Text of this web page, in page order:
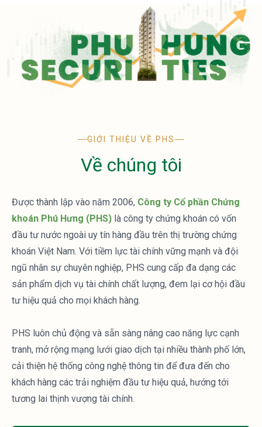
GIỚI THIỆU VỀ PHS
Về chúng tôi
Được thành lập vào năm 2006, Công ty Cổ phần Chứng
khoán Phú Hưng (PHS) là công ty chứng khoán có vốn
đầu tư nước ngoài uy tín hàng đầu trên thị trường chứng
khoán Việt Nam. Với tiềm lực tài chính vững mạnh và đội
ngũ nhân sự chuyên nghiệp, PHS cung cấp đa dạng các
sản phẩm dịch vụ tài chính chất lượng, đem lại cơ hội đầu
tư hiệu quả cho mọi khách hàng.
PHS luôn chủ động và sẵn sàng nâng cao năng lực cạnh
tranh, mở rộng mạng lưới giao dịch tại nhiều thành phố lớn,
cải thiện hệ thống công nghệ thông tin để đưa đến cho
khách hàng các trải nghiệm đầu tư hiệu quả, hướng tới
tương lai thịnh vượng tài chính.